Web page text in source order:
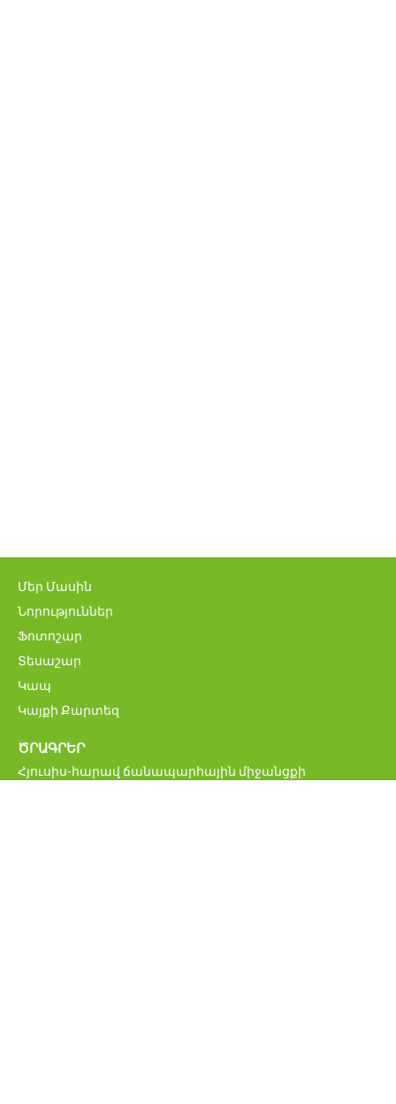
Մեր Մասին
Նորություններ
Ֆոտոշար
Տեսաշար
Կապ
Կայքի Քարտեզ
ԾՐԱԳՐԵՐ
Հյուսիս-հարավ ճանապարհային միջանցքի